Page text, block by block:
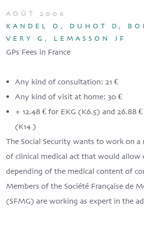
AOÛT 2006
KANDEL O, DUHOT D,
VERY G, LEMASSON JF
GPs Fees in France
Any kind of consultation: 21 €
Any kind of visit at home: 30 €
+ 12.48 € for EKG (K6.5) and 26.88
(K14 )
The Social Security wants to work on
of clinical medical act that would allow
depending of the medical content of
Members of the Société Française de
(SFMG) are working as expert in the